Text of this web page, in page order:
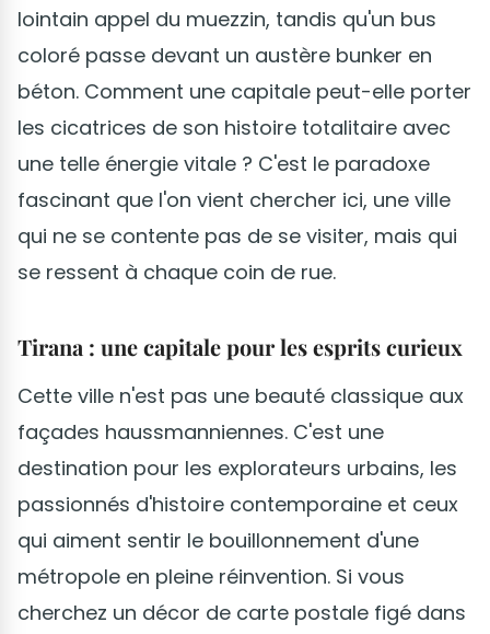
lointain appel du muezzin, tandis qu'un bus
coloré passe devant un austère bunker en
béton. Comment une capitale peut-elle porter
les cicatrices de son histoire totalitaire avec
une telle énergie vitale ? C'est le paradoxe
fascinant que l'on vient chercher ici, une ville
qui ne se contente pas de se visiter, mais qui
se ressent à chaque coin de rue.
Tirana : une capitale pour les esprits curieux
Cette ville n'est pas une beauté classique aux
façades haussmanniennes. C'est une
destination pour les explorateurs urbains, les
passionnés d'histoire contemporaine et ceux
qui aiment sentir le bouillonnement d'une
métropole en pleine réinvention. Si vous
cherchez un décor de carte postale figé dans